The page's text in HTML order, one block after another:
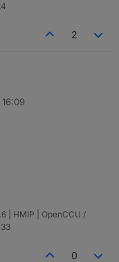
2
| HMIP | OpenCCU /
0